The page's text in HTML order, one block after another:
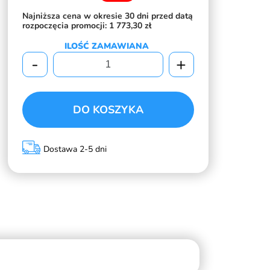
Najniższa cena w okresie 30 dni przed datą
rozpoczęcia promocji: 1 773,30 zł
ILOŚĆ ZAMAWIANA
- +
DO KOSZYKA
Dostawa 2-5 dni